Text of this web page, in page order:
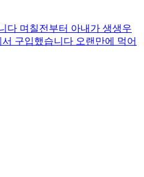
다 며칠전부터 아내가 생생우
구입했습니다 오랜만에 먹어